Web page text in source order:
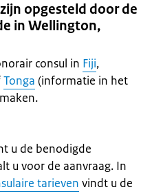
opgesteld door de
in Wellington,
consul in Fiji,
Tonga (informatie in het
u de benodigde
u voor de aanvraag. In
tarieven vindt u de